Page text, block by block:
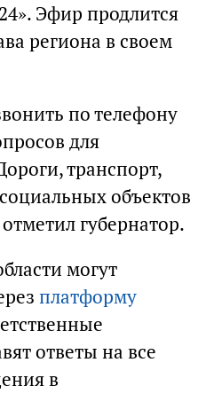
Эфир продлится
региона в своем
по телефону
для
транспорт,
объектов
губернатор.
могут
платформу
ответы на все
в